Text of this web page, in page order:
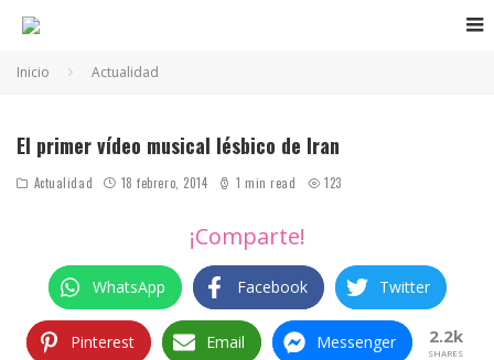
Inicio Actualidad
El primer vídeo musical lésbico de Iran
Actualidad 18 febrero, 2014 1 min read 123
¡Comparte!
WhatsApp Facebook Twitter
Pinterest Email Messenger 2.2k
SHARES